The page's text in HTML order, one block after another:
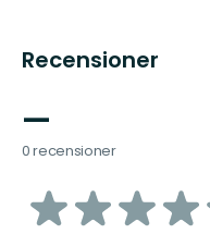
Recensioner
—
0 recensioner
av